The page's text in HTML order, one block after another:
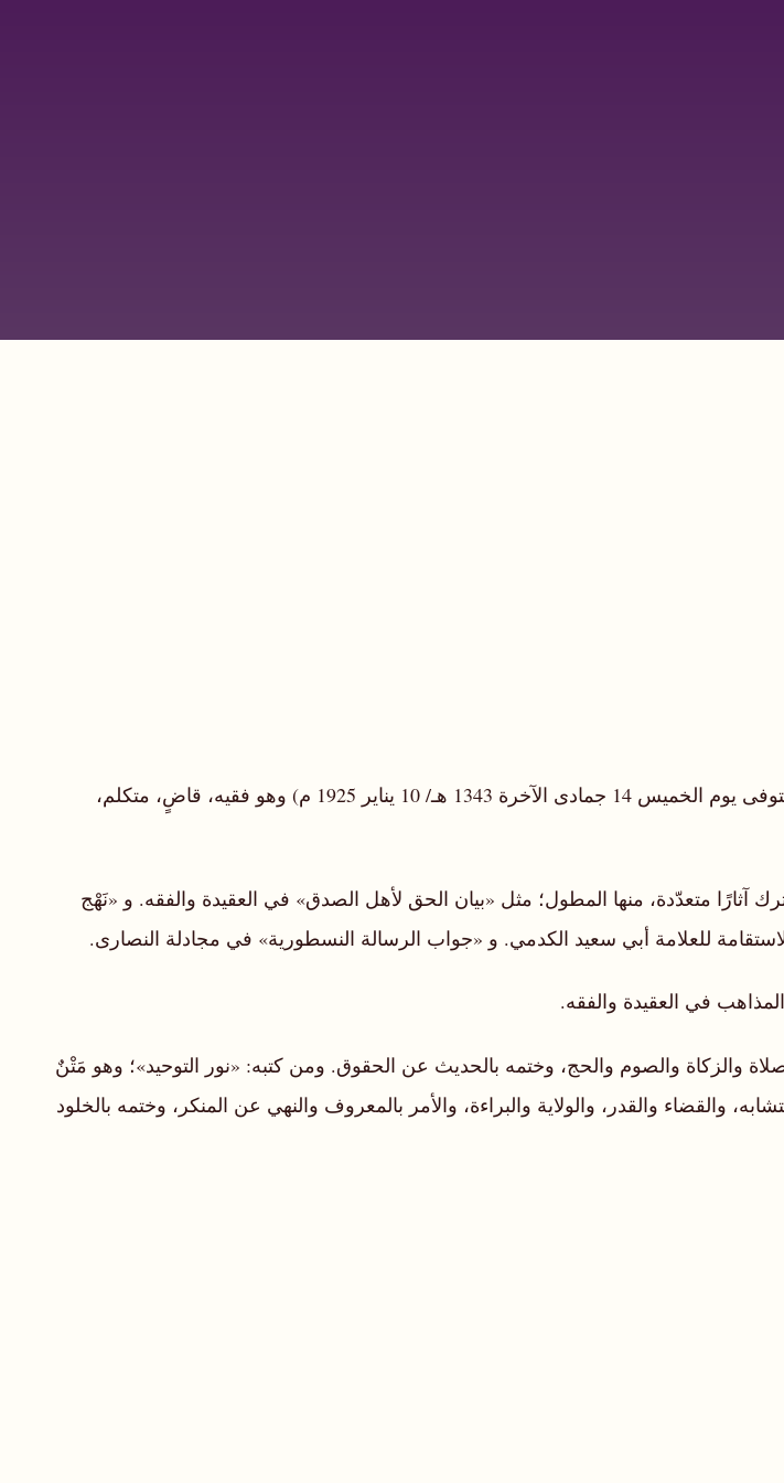
الشيخِ عليِّ بن مُحمد بن علي الْمُنْذِرِيّ العُماني الأصل الزنجباري المولد والوفاة (المتوفى يوم الخميس 14 جمادى الآخرة 1343 هـ/ 10 يناير 1925 م) وهو فقيه، قاضٍ، متكلم،
متعدّدة، منها المطول؛ مثل «بيان الحق لأهل الصدق» في العقيدة والفقه. و «نَهْج
للعلامة أبي سعيد الكدمي. و «جواب الرسالة النسطورية» في مجادلة النصارى.
في العقيدة والفقه.
والزكاة والصوم والحج، وختمه بالحديث عن الحقوق. ومن كتبه: «نور التوحيد»؛ وهو مَتْنٌ
والقضاء والقدر، والولاية والبراءة، والأمر بالمعروف والنهي عن المنكر، وختمه بالخلود